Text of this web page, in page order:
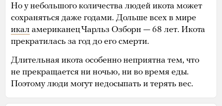
Но у небольшого количества людей икота может
сохраняться даже годами. Дольше всех в мире
икал американец Чарльз Озборн — 68 лет. Икота
прекратилась за год до его смерти.
Длительная икота особенно неприятна тем, что
не прекращается ни ночью, ни во время еды.
Поэтому люди могут недосыпать и терять вес.